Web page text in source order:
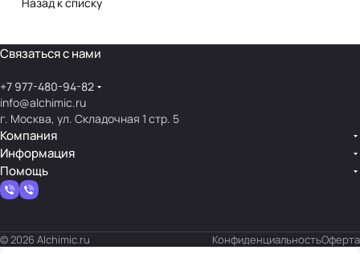
Связаться с нами
+7 977-480-94-82
info@alchimic.ru
г. Москва, ул. Складочная 1 стр. 5
Компания
Информация
Помощь
© 2026 Alchimic.ru КонфиденциальностьОферта